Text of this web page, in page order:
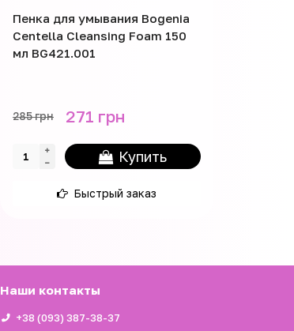
Пенка для умывания Bogenia
Centella Cleansing Foam 150
мл BG421.001
285 грн 271 грн
Купить
Быстрый заказ
Наши контакты
+38 (093) 387-38-37